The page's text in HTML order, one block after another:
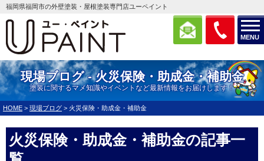
MENU
福岡県福岡市の外壁塗装・屋根塗装専門店ユーペイント
現場ブログ - 火災保険・助成金・補助金
塗装に関するマメ知識やイベントなど最新情報をお届けします！
HOME > 現場ブログ > 火災保険・助成金・補助金
火災保険・助成金・補助金の記事一